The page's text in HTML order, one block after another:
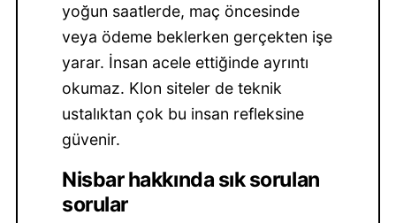
yoğun saatlerde, maç öncesinde
veya ödeme beklerken gerçekten işe
yarar. İnsan acele ettiğinde ayrıntı
okumaz. Klon siteler de teknik
ustalıktan çok bu insan refleksine
güvenir.
Nisbar hakkında sık sorulan
sorular